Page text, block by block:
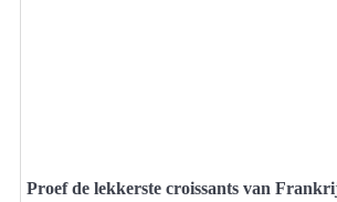
Proef de lekkerste croissants van